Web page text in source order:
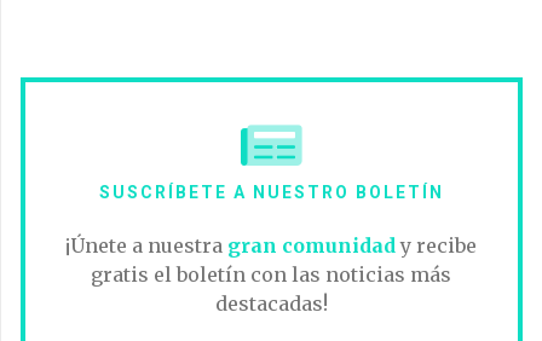
SUSCRÍBETE A NUESTRO BOLETÍN
¡Únete a nuestra gran comunidad y recibe
gratis el boletín con las noticias más
destacadas!